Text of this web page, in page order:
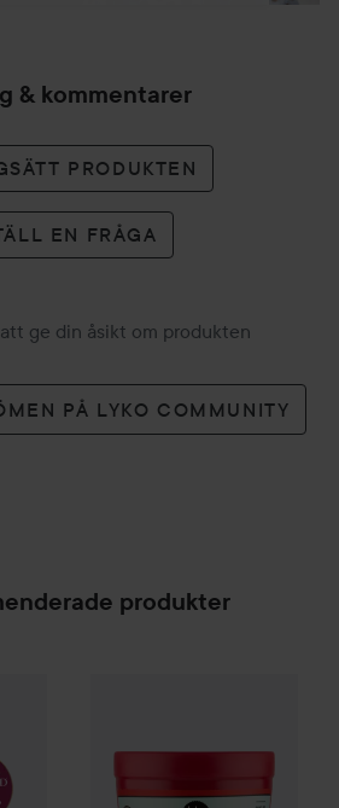
& kommentarer
PRODUKTEN
EN FRÅGA
ge din åsikt om produkten
PÅ LYKO COMMUNITY
produkter